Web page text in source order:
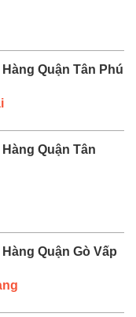
Quận Tân Phú
Quận Tân
Quận Gò Vấp